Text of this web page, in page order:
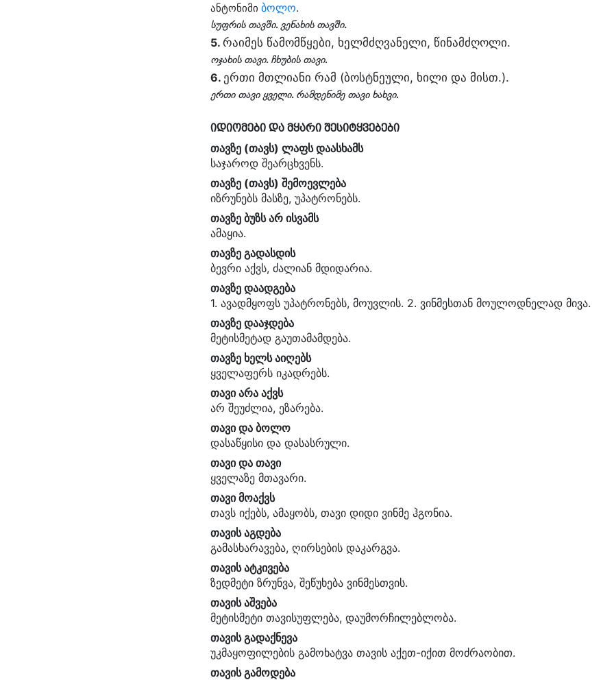
ანტონიმი ბოლო.
სუფრის თავში. ვენახის თავში.
5. რაიმეს წამომწყები, ხელმძღვანელი, წინამძღოლი.
ოჯახის თავი. ჩხუბის თავი.
6. ერთი მთლიანი რამ (ბოსტნეული, ხილი და მისთ.).
ერთი თავი ყველი. რამდენიმე თავი ხახვი.
იდიომები და მყარი შესიტყვებები
თავზე (თავს) ლაფს დაასხამს
საჯაროდ შეარცხვენს.
თავზე (თავს) შემოევლება
იზრუნებს მასზე, უპატრონებს.
თავზე ბუზს არ ისვამს
ამაყია.
თავზე გადასდის
ბევრი აქვს, ძალიან მდიდარია.
თავზე დაადგება
1. ავადმყოფს უპატრონებს, მოუვლის. 2. ვინმესთან მოულოდნელად მივა.
თავზე დააჯდება
მეტისმეტად გაუთამამდება.
თავზე ხელს აიღებს
ყველაფერს იკადრებს.
თავი არა აქვს
არ შეუძლია, ეზარება.
თავი და ბოლო
დასაწყისი და დასასრული.
თავი და თავი
ყველაზე მთავარი.
თავი მოაქვს
თავს იქებს, ამაყობს, თავი დიდი ვინმე ჰგონია.
თავის აგდება
გამასხარავება, ღირსების დაკარგვა.
თავის ატკივება
ზედმეტი ზრუნვა, შეწუხება ვინმესთვის.
თავის აშვება
მეტისმეტი თავისუფლება, დაუმორჩილებლობა.
თავის გადაქნევა
უკმაყოფილების გამოხატვა თავის აქეთ-იქით მოძრაობით.
თავის გამოდება